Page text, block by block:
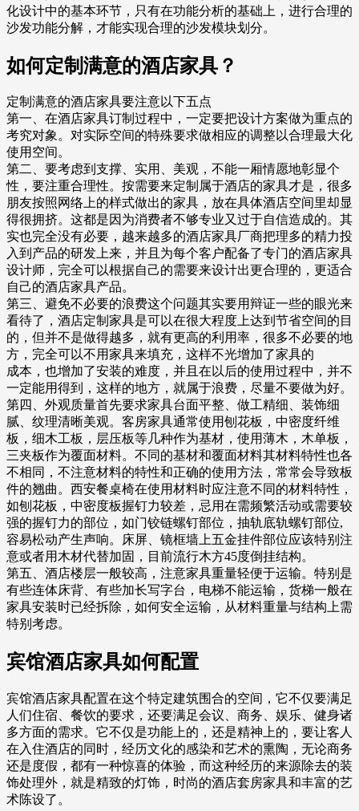
化设计中的基本环节，只有在功能分析的基础上，进行合理的
沙发功能分解，才能实现合理的沙发模块划分。
如何定制满意的酒店家具？
定制满意的酒店家具要注意以下五点
第一、在酒店家具订制过程中，一定要把设计方案做为重点的
考究对象。对实际空间的特殊要求做相应的调整以合理最大化
使用空间。
第二、要考虑到支撑、实用、美观，不能一厢情愿地彰显个
性，要注重合理性。按需要来定制属于酒店的家具才是，很多
朋友按照网络上的样式做出的家具，放在具体酒店空间里却显
得很拥挤。这都是因为消费者不够专业又过于自信造成的。其
实也完全没有必要，越来越多的酒店家具厂商把理多的精力投
入到产品的研发上来，并且为每个客户配备了专门的酒店家具
设计师，完全可以根据自己的需要来设计出更合理的，更适合
自己的酒店家具产品。
第三、避免不必要的浪费这个问题其实要用辩证一些的眼光来
看待了，酒店定制家具是可以在很大程度上达到节省空间的目
的，但并不是做得越多，就有更高的利用率，很多不必要的地
方，完全可以不用家具来填充，这样不光增加了家具的
成本，也增加了安装的难度，并且在以后的使用过程中，并不
一定能用得到，这样的地方，就属于浪费，尽量不要做为好。
第四、外观质量首先要求家具台面平整、做工精细、装饰细
腻、纹理清晰美观。客房家具通常使用刨花板，中密度纤维
板，细木工板，层压板等几种作为基材，使用薄木，木单板，
三夹板作为覆面材料。不同的基材和覆面材料其材料特性也各
不相同，不注意材料的特性和正确的使用方法，常常会导致板
件的翘曲。西安餐桌椅在使用材料时应注意不同的材料特性，
如刨花板，中密度板握钉力较差，忌用在需频繁活动或需要较
强的握钉力的部位，如门铰链螺钉部位，抽轨底轨螺钉部位,
容易松动产生声响。床屏、镜框墙上五金挂件部位应该特别注
意或者用木材代替加固，目前流行木方45度倒挂结构。
第五、酒店楼层一般较高，注意家具重量轻便于运输。特别是
有些连体床背、有些加长写字台，电梯不能运输，货梯一般在
家具安装时已经拆除，如何安全运输，从材料重量与结构上需
特别考虑。
宾馆酒店家具如何配置
宾馆酒店家具配置在这个特定建筑围合的空间，它不仅要满足
人们住宿、餐饮的要求，还要满足会议、商务、娱乐、健身诸
多方面的需求。它不仅是功能上的，还是精神上的，要让客人
在入住酒店的同时，经历文化的感染和艺术的熏陶，无论商务
还是度假，都有一种惊喜的体验，而这种经历的来源除去的装
饰处理外，就是精致的灯饰，时尚的酒店套房家具和丰富的艺
术陈设了。